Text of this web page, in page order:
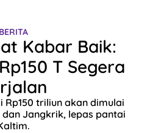
BERITA
Kabar Baik:
T Segera
Rp150 triliun akan dimulai
dan Jangkrik, lepas pantai